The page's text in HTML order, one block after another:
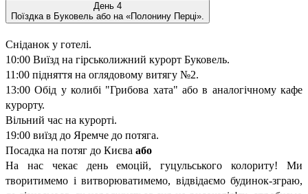
День 4
Поїздка в Буковель або на «Полонину Перці».
Сніданок у готелі.
10:00 Виїзд на гірськолижний курорт Буковель.
11:00 підняття на оглядовому витягу №2.
13:00 Обід у колибі "Грибова хата" або в аналогічному кафе
курорту.
Вільний час на курорті.
19:00 виїзд до Яремче до потяга.
Посадка на потяг до Києва або
На нас чекає день емоцій, гуцульського колориту! Ми
творитимемо і витворюватимемо, відвідаємо будинок-зграю,